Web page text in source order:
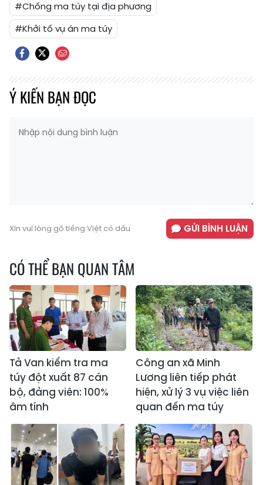
#Chống ma túy tại địa phương
#Khởi tố vụ án ma túy
Ý KIẾN BẠN ĐỌC
Xin vui lòng gõ tiếng Việt có dấu GỬI BÌNH LUẬN
CÓ THỂ BẠN QUAN TÂM
Tả Van kiểm tra ma
túy đột xuất 87 cán
bộ, đảng viên: 100%
âm tính
Công an xã Minh
Lương liên tiếp phát
hiện, xử lý 3 vụ việc liên
quan đến ma túy